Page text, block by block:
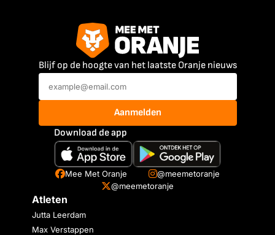
Blijf op de hoogte van het laatste Oranje nieuws
Aanmelden
Download de app
Mee Met Oranje
@meemetoranje
@meemetoranje
Atleten
Jutta Leerdam
Max Verstappen